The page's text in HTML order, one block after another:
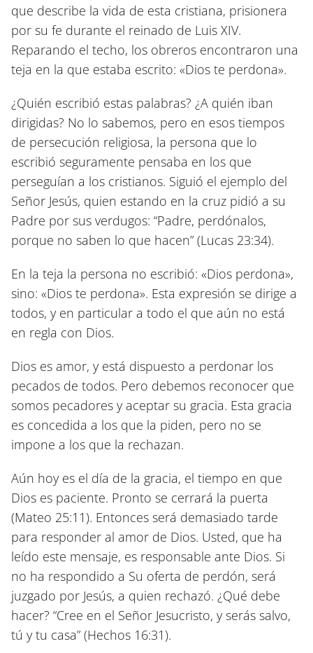
que describe la vida de esta cristiana, prisionera
por su fe durante el reinado de Luis XIV.
Reparando el techo, los obreros encontraron una
teja en la que estaba escrito: «Dios te perdona».
¿Quién escribió estas palabras? ¿A quién iban
dirigidas? No lo sabemos, pero en esos tiempos
de persecución religiosa, la persona que lo
escribió seguramente pensaba en los que
perseguían a los cristianos. Siguió el ejemplo del
Señor Jesús, quien estando en la cruz pidió a su
Padre por sus verdugos: “Padre, perdónalos,
porque no saben lo que hacen” (Lucas 23:34).
En la teja la persona no escribió: «Dios perdona»,
sino: «Dios te perdona». Esta expresión se dirige a
todos, y en particular a todo el que aún no está
en regla con Dios.
Dios es amor, y está dispuesto a perdonar los
pecados de todos. Pero debemos reconocer que
somos pecadores y aceptar su gracia. Esta gracia
es concedida a los que la piden, pero no se
impone a los que la rechazan.
Aún hoy es el día de la gracia, el tiempo en que
Dios es paciente. Pronto se cerrará la puerta
(Mateo 25:11). Entonces será demasiado tarde
para responder al amor de Dios. Usted, que ha
leído este mensaje, es responsable ante Dios. Si
no ha respondido a Su oferta de perdón, será
juzgado por Jesús, a quien rechazó. ¿Qué debe
hacer? “Cree en el Señor Jesucristo, y serás salvo,
tú y tu casa” (Hechos 16:31).